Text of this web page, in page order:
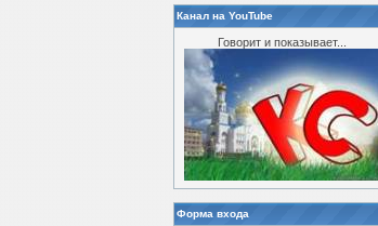
Канал на YouTube
Говорит и показывает...
Форма входа